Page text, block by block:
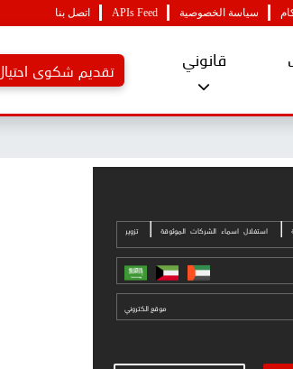
سياسة الخصوصية APIs Feed اتصل بنا
قانوني تقديم شكوى
| استغلال اسماء الشركات الموثوقة | تزوير
موقع الكتروني